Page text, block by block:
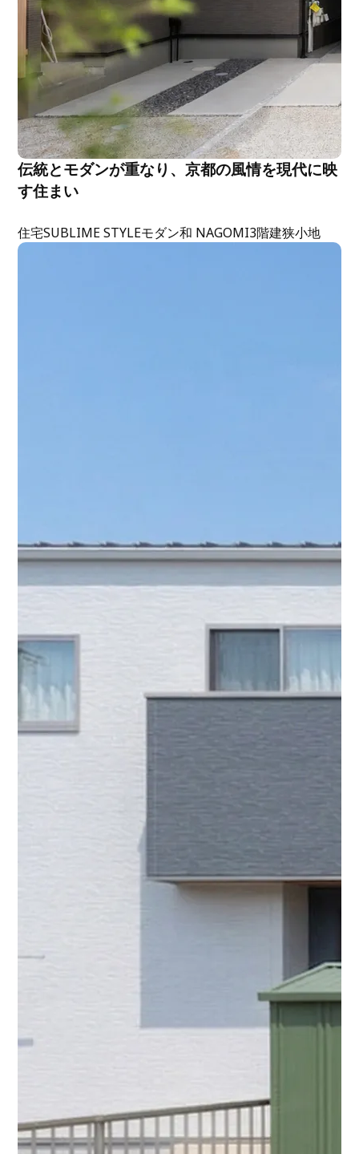
伝統とモダンが重なり、京都の風情を現代に映
す住まい
住宅SUBLIME STYLEモダン和 NAGOMI3階建狭小地